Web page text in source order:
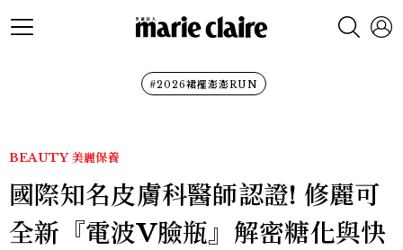
#2026裙襬澎澎RUN
BEAUTY 美麗保養
國際知名皮膚科醫師認證! 修麗可
全新『電波V臉瓶』解密糖化與快